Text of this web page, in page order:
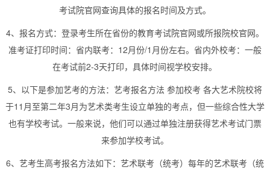
考试院官网查询具体的报名时间及方式。
4、报名方式：登录考生所在省份的教育考试院官网或所报院校官网。
准考证打印时间：省内联考：12月份/1月份左右。省内外校考：一般
在考试前2-3天打印，具体时间视学校安排。
5、以下是参加艺考的方法：艺考报名方法 参加校考 各大艺术院校将
于11月至第二年3月为艺术类考生设立单独的考点，但一些综合性大学
也有学校考试。一般来说，他们可以通过单独注册获得艺术考试门票
来参加学校考试。
6、艺考生高考报名方法如下：艺术联考（统考）每年的艺术联考（统